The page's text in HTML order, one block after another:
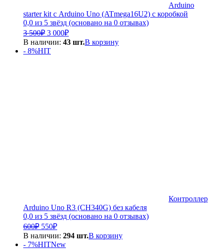
Arduino
starter kit с Arduino Uno (ATmega16U2) с коробкой
0,0 из 5 звёзд (основано на 0 отзывах)
3 500₽ Первоначальная
цена
составляла
3
3 000₽Текущая
цена:
В наличии: 43 шт.В корзину
- 8%HIT
Контроллер
Arduino Uno R3 (CH340G) без кабеля
0,0 из 5 звёзд (основано на 0 отзывах)
600₽ Первоначальная
цена
составляла
550₽Текущая
цена:
550₽.
В наличии: 294 шт.В корзину
- 7%HITNew